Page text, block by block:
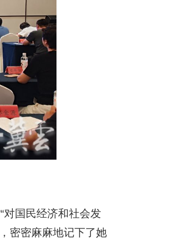
对国民经济和社会发
密密麻麻地记下了她